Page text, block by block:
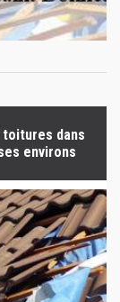
dans
environs